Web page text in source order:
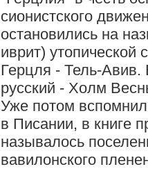
сионистского
остановились на
иврит) утопической
Герцля - Тель-
русский - Холм
Уже потом
в Писании, в книге
называлось
вавилонского